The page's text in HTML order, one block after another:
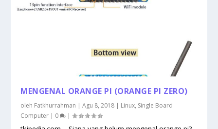
MENGENAL ORANGE PI (ORANGE PI ZERO)
oleh Fatkhurrahman |Agu 8, 2018 | Linux, Single Board
Computer | 0 |